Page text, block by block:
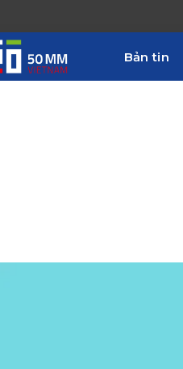
Bản tin